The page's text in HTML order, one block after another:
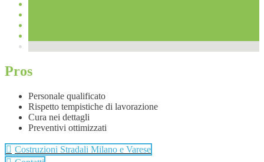
Pros
Personale qualificato
Rispetto tempistiche di lavorazione
Cura nei dettagli
Preventivi ottimizzati
Costruzioni Stradali Milano e Varese